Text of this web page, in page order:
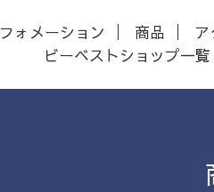
ォメーション 商品
ビーベストショップ一覧